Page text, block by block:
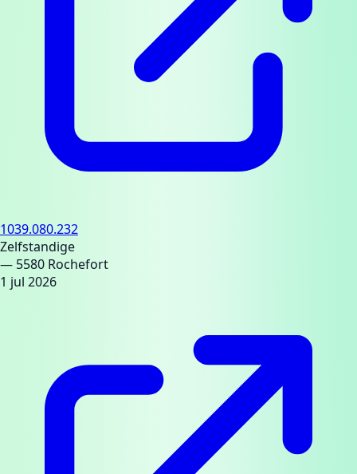
1039.080.232
Zelfstandige
— 5580 Rochefort
1 jul 2026